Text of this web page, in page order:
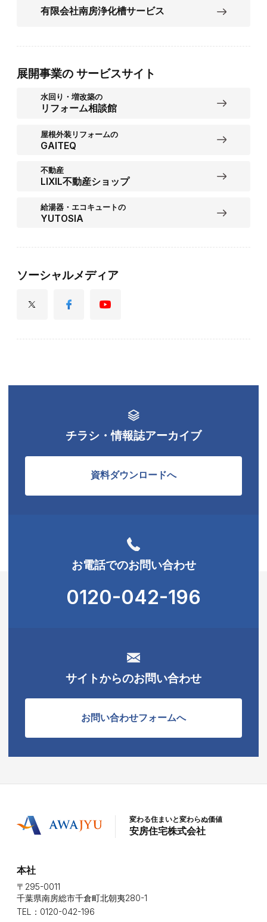
有限会社南房浄化槽サービス
展開事業の サービスサイト
水回り・増改築の
リフォーム相談館
屋根外装リフォームの
GAITEQ
不動産
LIXIL不動産ショップ
給湯器・エコキュートの
YUTOSIA
ソーシャルメディア
チラシ・情報誌アーカイブ
資料ダウンロードへ
お電話でのお問い合わせ
0120-042-196
サイトからのお問い合わせ
お問い合わせフォームへ
変わる住まいと変わらぬ価値
安房住宅株式会社
本社
〒295-0011
千葉県南房総市千倉町北朝夷280-1
TEL：0120-042-196